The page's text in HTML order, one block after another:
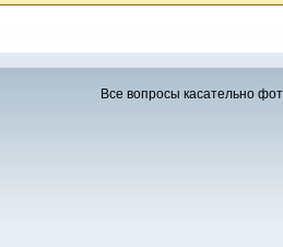
Все вопросы касательно